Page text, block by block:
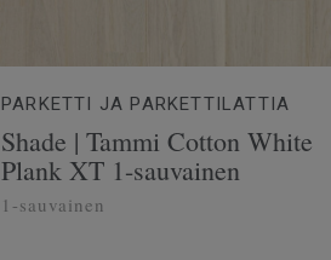
PARKETTI JA PARKETTILATTIA
Shade | Tammi Cotton White
Plank XT 1-sauvainen
1-sauvainen